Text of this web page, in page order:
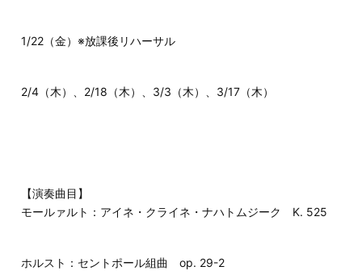
1/22（金）※放課後リハーサル
2/4（木）、2/18（木）、3/3（木）、3/17（木）
【演奏曲目】
モールァルト：アイネ・クライネ・ナハトムジーク K. 525
ホルスト：セントポール組曲 op. 29-2